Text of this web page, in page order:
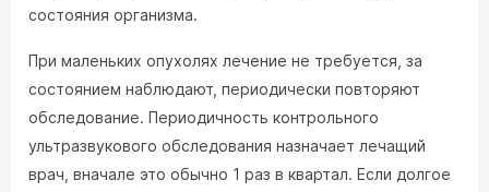
состояния организма.
При маленьких опухолях лечение не требуется, за
состоянием наблюдают, периодически повторяют
обследование. Периодичность контрольного
ультразвукового обследования назначает лечащий
врач, вначале это обычно 1 раз в квартал. Если долгое